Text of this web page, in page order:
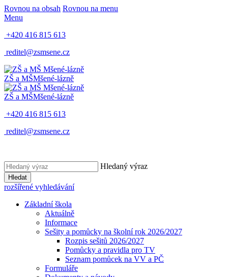
Rovnou na obsah Rovnou na menu
Menu
+420 416 815 613
reditel@zsmsene.cz
ZŠ a MŠMšené-lázně
ZŠ a MŠMšené-lázně
+420 416 815 613
reditel@zsmsene.cz
Hledaný výraz
Hledat
rozšířené vyhledávání
Základní škola
Aktuálně
Informace
Sešity a pomůcky na školní rok 2026/2027
Rozpis sešitů 2026/2027
Pomůcky a pravidla pro TV
Seznam pomůcek na VV a PČ
Formuláře